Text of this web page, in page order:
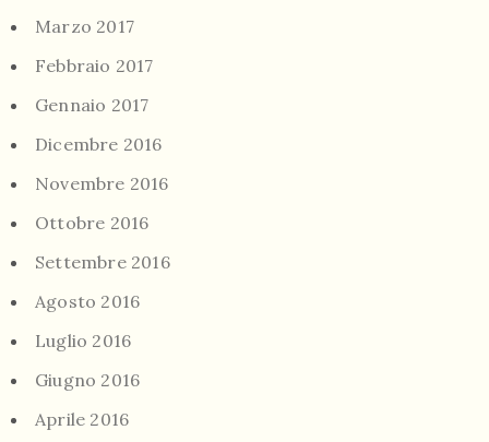
Marzo 2017
Febbraio 2017
Gennaio 2017
Dicembre 2016
Novembre 2016
Ottobre 2016
Settembre 2016
Agosto 2016
Luglio 2016
Giugno 2016
Aprile 2016